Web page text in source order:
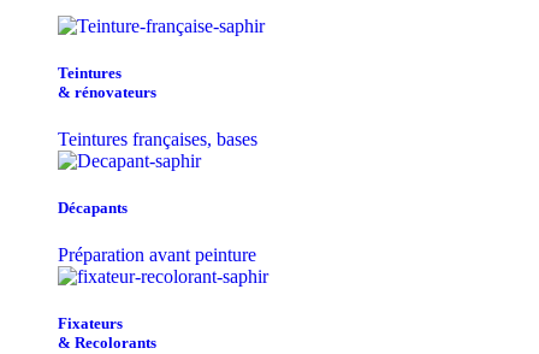
Teintu​res
& r​é​novateurs
Teintures françaises, bases
Décapants
Préparation avant peinture
Fixateurs
& Recolorants